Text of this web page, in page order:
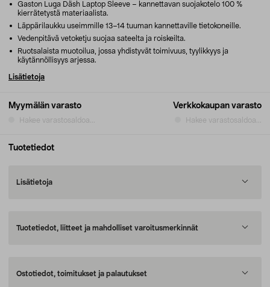
Myymälän varasto
Hakee varastosaldoa...
Verkkokaupan varasto
Hakee varastosaldoa...
Gaston Luga Däsh Laptop Sleeve – kannettavan suojakotelo 100 %
kierrätetystä materiaalista.
Läppärilaukku useimmille 13–14 tuuman kannettaville tietokoneille.
Vedenpitävä vetoketju suojaa sateelta ja roiskeilta.
Ruotsalaista muotoilua, jossa yhdistyvät toimivuus, tyylikkyys ja
käytännöllisyys arjessa.
Lisätietoja
Tuotetiedot
Lisätietoja
Tuotetiedot, liitteet ja mahdolliset varoitusmerkinnät
Ostotiedot, toimitukset ja palautukset